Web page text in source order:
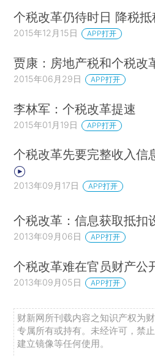
个税改革仍待时日 降税抵
2015年12月15日 APP打开
贾康：房地产税和个税改
2015年06月29日 APP打开
李林军：个税改革提速
2015年01月19日 APP打开
个税改革先要完整收入信
2013年09月17日 APP打开
个税改革：信息获取抵扣
2013年09月06日 APP打开
个税改革难在官员财产公
2013年09月05日 APP打开
财新网所刊载内容之知识产权为
专属所有或持有。未经许可，禁
建立镜像等任何使用。